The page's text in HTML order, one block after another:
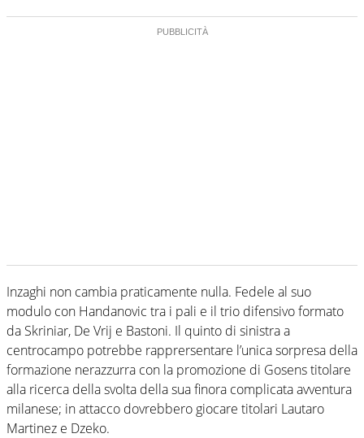
Inzaghi non cambia praticamente nulla. Fedele al suo
modulo con Handanovic tra i pali e il trio difensivo formato
da Skriniar, De Vrij e Bastoni. Il quinto di sinistra a
centrocampo potrebbe rapprersentare l’unica sorpresa della
formazione nerazzurra con la promozione di Gosens titolare
alla ricerca della svolta della sua finora complicata avventura
milanese; in attacco dovrebbero giocare titolari Lautaro
Martinez e Dzeko.